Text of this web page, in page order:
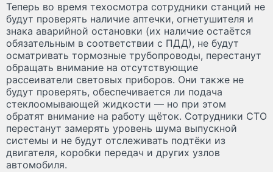
Теперь во время техосмотра сотрудники станций не
будут проверять наличие аптечки, огнетушителя и
знака аварийной остановки (их наличие остаётся
обязательным в соответствии с ПДД), не будут
осматривать тормозные трубопроводы, перестанут
обращать внимание на отсутствующие
рассеиватели световых приборов. Они также не
будут проверять, обеспечивается ли подача
стеклоомывающей жидкости — но при этом
обратят внимание на работу щёток. Сотрудники СТО
перестанут замерять уровень шума выпускной
системы и не будут отслеживать подтёки из
двигателя, коробки передач и других узлов
автомобиля.